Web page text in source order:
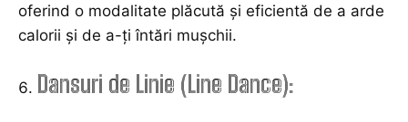
oferind o modalitate plăcută și eficientă de a arde
calorii și de a-ți întări mușchii.
Dansuri de Linie (Line Dance):